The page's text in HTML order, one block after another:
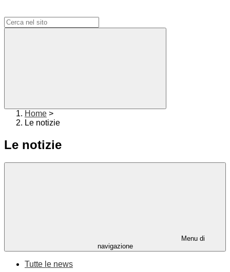
Home >
Le notizie
Le notizie
Menu di
navigazione
Tutte le news